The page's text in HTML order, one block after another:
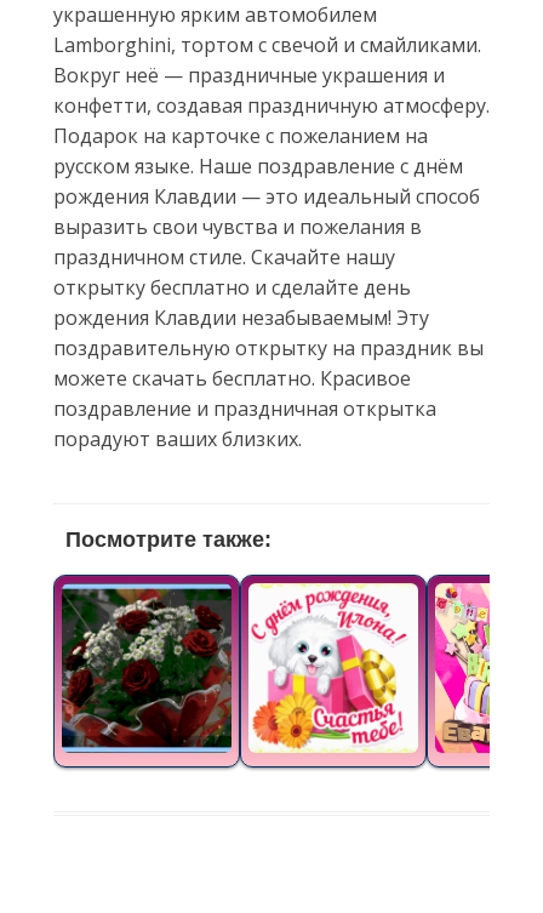
украшенную ярким автомобилем
Lamborghini, тортом с свечой и смайликами.
Вокруг неё — праздничные украшения и
конфетти, создавая праздничную атмосферу.
Подарок на карточке с пожеланием на
русском языке. Наше поздравление с днём
рождения Клавдии — это идеальный способ
выразить свои чувства и пожелания в
праздничном стиле. Скачайте нашу
открытку бесплатно и сделайте день
рождения Клавдии незабываемым! Эту
поздравительную открытку на праздник вы
можете скачать бесплатно. Красивое
поздравление и праздничная открытка
порадуют ваших близких.
Посмотрите также: